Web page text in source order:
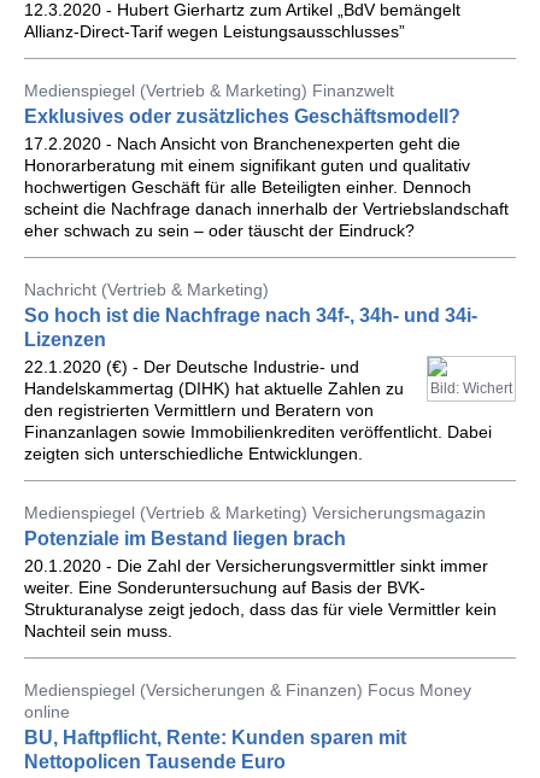
12.3.2020 - Hubert Gierhartz zum Artikel „BdV bemängelt
Allianz-Direct-Tarif wegen Leistungsausschlusses”
Medienspiegel (Vertrieb & Marketing) Finanzwelt
Exklusives oder zusätzliches Geschäftsmodell?
17.2.2020 - Nach Ansicht von Branchenexperten geht die
Honorarberatung mit einem signifikant guten und qualitativ
hochwertigen Geschäft für alle Beteiligten einher. Dennoch
scheint die Nachfrage danach innerhalb der Vertriebslandschaft
eher schwach zu sein – oder täuscht der Eindruck?
Nachricht (Vertrieb & Marketing)
So hoch ist die Nachfrage nach 34f-, 34h- und 34i-
Lizenzen
Bild: Wichert
22.1.2020 (€) - Der Deutsche Industrie- und
Handelskammertag (DIHK) hat aktuelle Zahlen zu
den registrierten Vermittlern und Beratern von
Finanzanlagen sowie Immobilienkrediten veröffentlicht. Dabei
zeigten sich unterschiedliche Entwicklungen.
Medienspiegel (Vertrieb & Marketing) Versicherungsmagazin
Potenziale im Bestand liegen brach
20.1.2020 - Die Zahl der Versicherungsvermittler sinkt immer
weiter. Eine Sonderuntersuchung auf Basis der BVK-
Strukturanalyse zeigt jedoch, dass das für viele Vermittler kein
Nachteil sein muss.
Medienspiegel (Versicherungen & Finanzen) Focus Money
online
BU, Haftpflicht, Rente: Kunden sparen mit
Nettopolicen Tausende Euro